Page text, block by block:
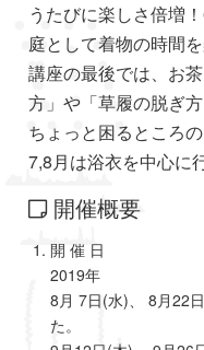
うたびに楽しさ倍増
庭として着物の時間を
講座の最後では、お
方」や「草履の脱ぎ
ちょっと困るところ
7,8月は浴衣を中心に
開催概要
開 催 日
2019年
8月 7日(水)、 8月22
た。